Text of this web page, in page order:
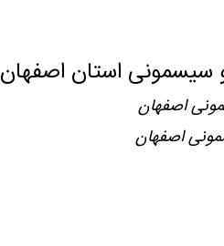
سیسمونی استان اصفهان
اصفهان
اصفهان